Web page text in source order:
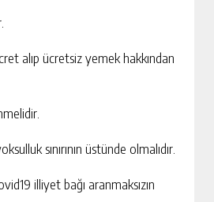
alıp ücretsiz yemek hakkından
sınırının üstünde olmalıdır.
illiyet bağı aranmaksızın